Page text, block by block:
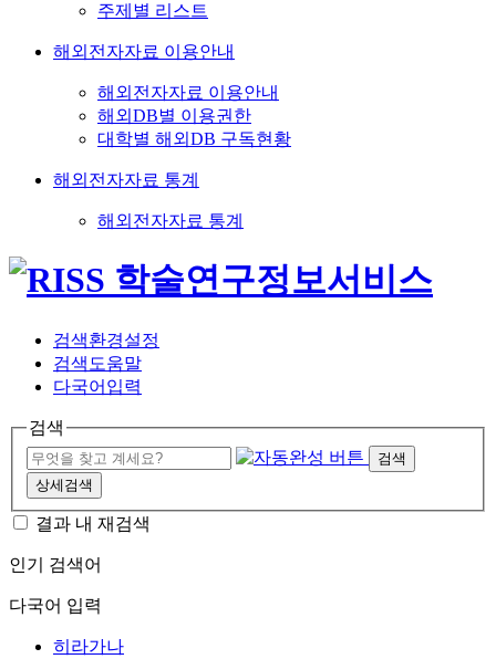
주제별 리스트
해외전자자료 이용안내
해외전자자료 이용안내
해외DB별 이용권한
대학별 해외DB 구독현황
해외전자자료 통계
해외전자자료 통계
검색환경설정
검색도움말
다국어입력
검색
검색
상세검색
결과 내 재검색
인기 검색어
다국어 입력
히라가나